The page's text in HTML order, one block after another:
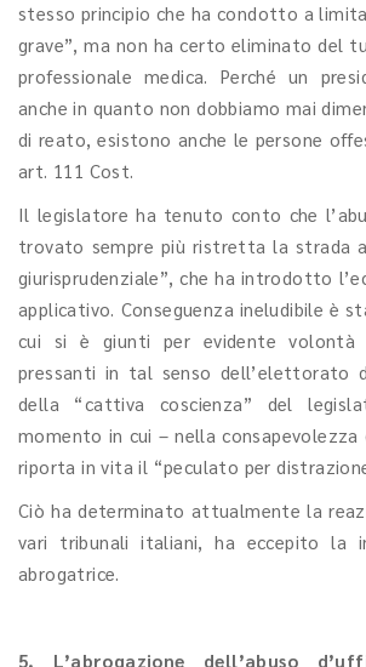
stesso principio che ha condotto a
grave”, ma non ha certo eliminato del
professionale medica. Perché un
anche in quanto non dobbiamo mai
di reato, esistono anche le persone
art. 111 Cost.
Il legislatore ha tenuto conto che
trovato sempre più ristretta la strada
giurisprudenziale”, che ha introdotto
applicativo. Conseguenza ineludibile è
cui si è giunti per evidente
pressanti in tal senso dell’elettorato
della “cattiva coscienza” del
momento in cui – nella
riporta in vita il “peculato per
Ciò ha determinato attualmente la
vari tribunali italiani, ha eccepito la
abrogatrice.
5. L’abrogazione dell’abuso